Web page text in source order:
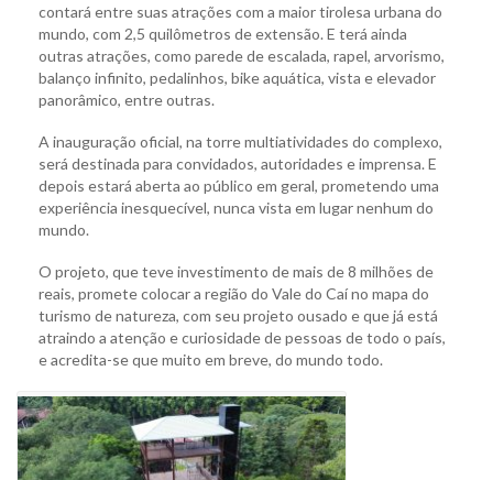
contará entre suas atrações com a maior tirolesa urbana do
mundo, com 2,5 quilômetros de extensão. E terá ainda
outras atrações, como parede de escalada, rapel, arvorismo,
balanço infinito, pedalinhos, bike aquática, vista e elevador
panorâmico, entre outras.
A inauguração oficial, na torre multiatividades do complexo,
será destinada para convidados, autoridades e imprensa. E
depois estará aberta ao público em geral, prometendo uma
experiência inesquecível, nunca vista em lugar nenhum do
mundo.
O projeto, que teve investimento de mais de 8 milhões de
reais, promete colocar a região do Vale do Caí no mapa do
turismo de natureza, com seu projeto ousado e que já está
atraindo a atenção e curiosidade de pessoas de todo o país,
e acredita-se que muito em breve, do mundo todo.